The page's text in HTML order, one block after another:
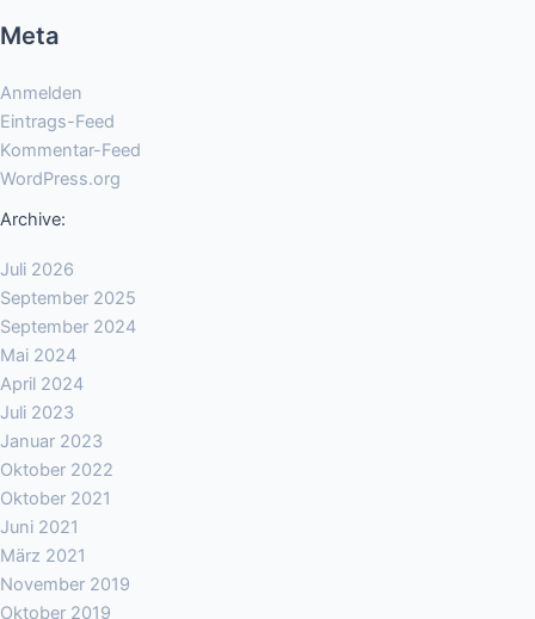
Meta
Anmelden
Eintrags-Feed
Kommentar-Feed
WordPress.org
Archive:
Juli 2026
September 2025
September 2024
Mai 2024
April 2024
Juli 2023
Januar 2023
Oktober 2022
Oktober 2021
Juni 2021
März 2021
November 2019
Oktober 2019